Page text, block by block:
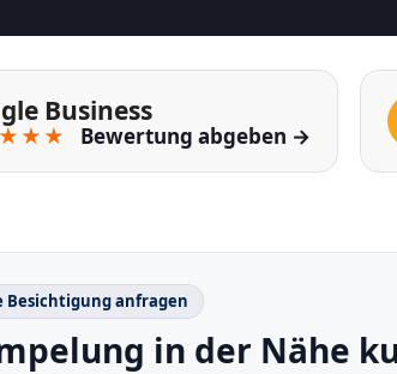
Business
Bewertung abgeben →
Besichtigung anfragen
in der Nähe